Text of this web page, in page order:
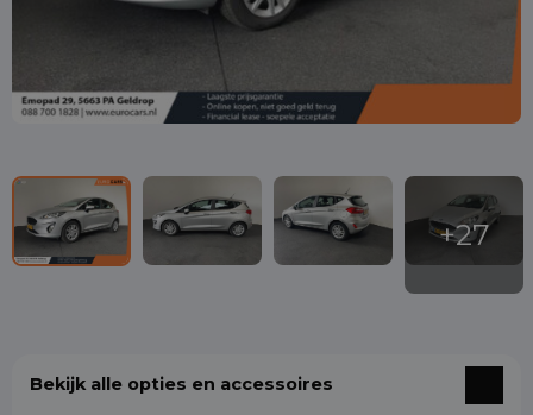
Bekijk alle opties en accessoires